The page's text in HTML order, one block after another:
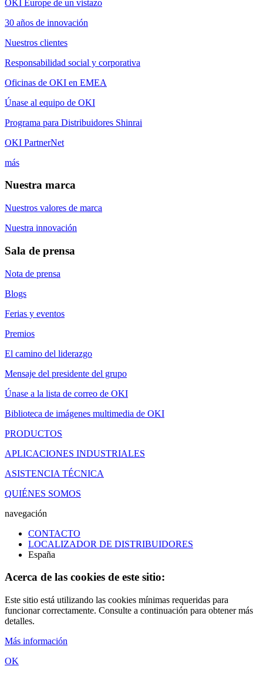
OKI Europe de un vistazo
30 años de innovación
Nuestros clientes
Responsabilidad social y corporativa
Oficinas de OKI en EMEA
Únase al equipo de OKI
Programa para Distribuidores Shinrai
OKI PartnerNet
más
Nuestra marca
Nuestros valores de marca
Nuestra innovación
Sala de prensa
Nota de prensa
Blogs
Ferias y eventos
Premios
El camino del liderazgo
Mensaje del presidente del grupo
Únase a la lista de correo de OKI
Biblioteca de imágenes multimedia de OKI
PRODUCTOS
APLICACIONES INDUSTRIALES
ASISTENCIA TÉCNICA
QUIÉNES SOMOS
navegación
CONTACTO
LOCALIZADOR DE DISTRIBUIDORES
España
Acerca de las cookies de este sitio:
Este sitio está utilizando las cookies mínimas requeridas para
funcionar correctamente. Consulte a continuación para obtener más
detalles.
Más información
OK